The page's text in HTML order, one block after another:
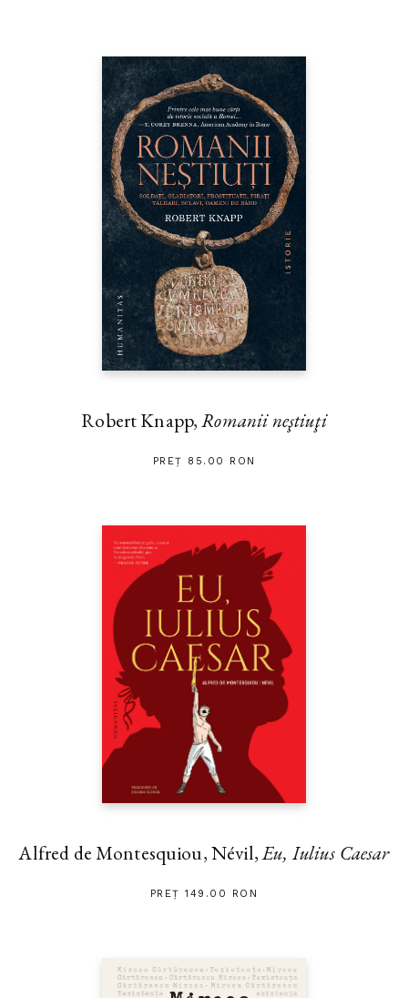
Robert Knapp,Romanii neştiuţi
PREȚ 85.00 RON
Alfred de Montesquiou, Névil,Eu, Iulius Caesar
PREȚ 149.00 RON